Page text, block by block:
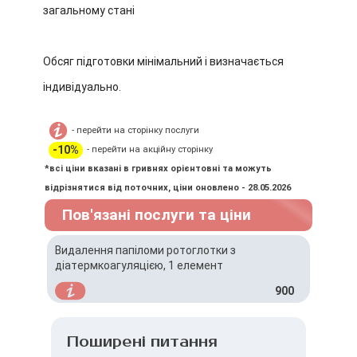
загальному стані
Обсяг підготовки мінімальний і визначається
індивідуально.
- перейти на сторінку послуги
-10%
- перейти на акційну сторінку
*всі ціни вказані в гривнях орієнтовні та можуть
відрізнятися від поточних, ціни оновлено - 28.05.2026
Пов'язані послуги та ціни
Видалення папіломи ротоглотки з
діатермкоагуляцією, 1 елемент
900
Поширені питання